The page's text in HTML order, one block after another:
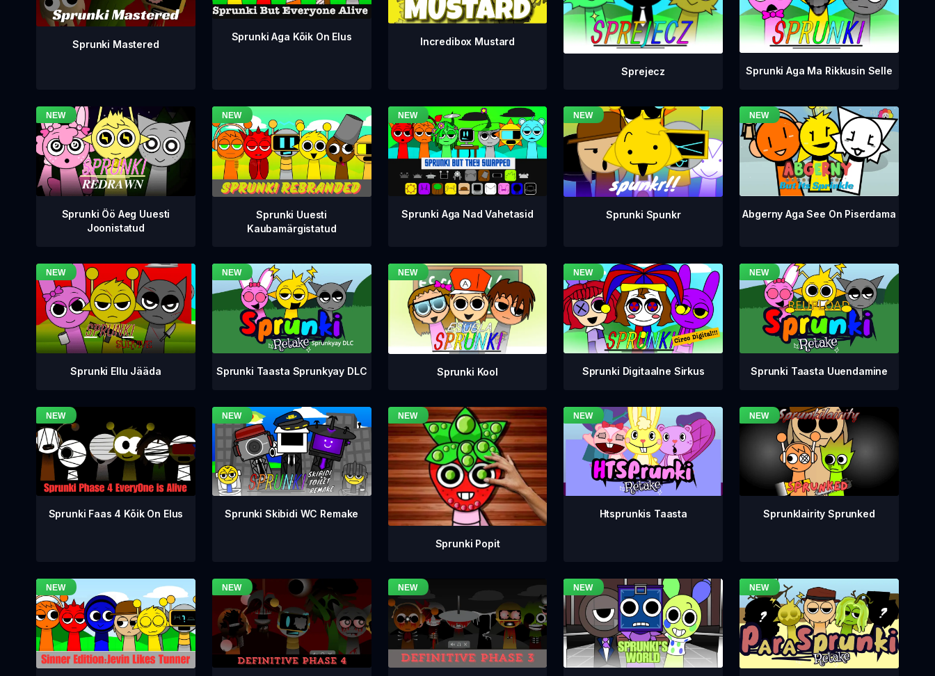
Sprunki Mastered
Sprunki Aga Kõik On Elus Incredibox Mustard
Sprejecz Sprunki Aga Ma Rikkusin Selle
Sprunki Öö Aeg Uuesti
Joonistatud
Sprunki Uuesti
Kaubamärgistatud
Sprunki Aga Nad Vahetasid Sprunki Spunkr Abgerny Aga See On Piserdama
Sprunki Ellu Jääda Sprunki Taasta Sprunkyay DLC Sprunki Kool Sprunki Digitaalne Sirkus Sprunki Taasta Uuendamine
Sprunki Faas 4 Kõik On Elus Sprunki Skibidi WC Remake
Sprunki Popit
Htsprunkis Taasta Sprunklairity Sprunked